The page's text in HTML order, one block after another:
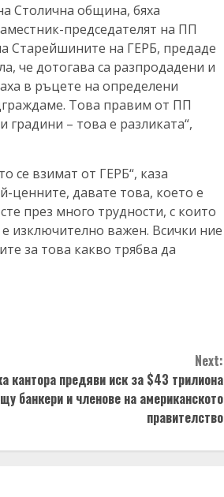
Столична община, бяха
председателят на ПП
Старейшините на ГЕРБ, предаде
че дотогава са разпродадени и
в ръцете на определени
Това правим от ПП
градини – това е разликата“,
се взимат от ГЕРБ“, каза
ценните, давате това, което е
през много трудности, с които
изключително важен. Всички ние
за това какво трябва да
Next:
кантора предяви иск за $43 трилиона
банкери и членове на американското
правителство